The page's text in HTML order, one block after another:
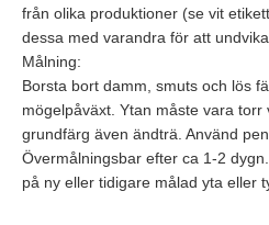
från olika produktioner (se vit
dessa med varandra för att
Målning:
Borsta bort damm, smuts och lös
mögelpåväxt. Ytan måste vara
grundfärg även ändträ. Använd
Övermålningsbar efter ca 1-2
på ny eller tidigare målad yta eller